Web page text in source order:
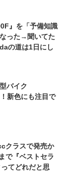
』を「予備知識
った→聞いてた
の道は1日にし
編】
バイク
新色にも注目で
クラスで発売か
で『ベストセラ
てどれだと思